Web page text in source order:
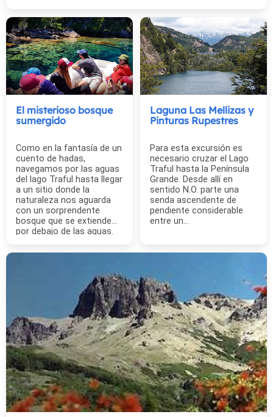
El misterioso bosque
sumergido
Como en la fantasía de un
cuento de hadas,
navegamos por las aguas
del lago Traful hasta llegar
a un sitio donde la
naturaleza nos aguarda
con un sorprendente
bosque que se extiende
por debajo de las aguas.
Laguna Las Mellizas y
Pinturas Rupestres
Para esta excursión es
necesario cruzar el Lago
Traful hasta la Península
Grande. Desde allí en
sentido N.O. parte una
senda ascendente de
pendiente considerable
entre un...